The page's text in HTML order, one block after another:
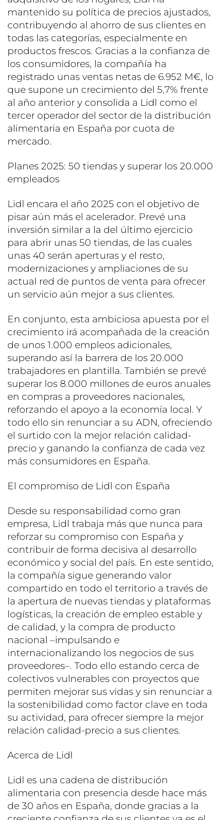
mantenido su política de precios ajustados,
contribuyendo al ahorro de sus clientes en
todas las categorías, especialmente en
productos frescos. Gracias a la confianza de
los consumidores, la compañía ha
registrado unas ventas netas de 6.952 M€, lo
que supone un crecimiento del 5,7% frente
al año anterior y consolida a Lidl como el
tercer operador del sector de la distribución
alimentaria en España por cuota de
mercado.
Planes 2025: 50 tiendas y superar los 20.000
empleados
Lidl encara el año 2025 con el objetivo de
pisar aún más el acelerador. Prevé una
inversión similar a la del último ejercicio
para abrir unas 50 tiendas, de las cuales
unas 40 serán aperturas y el resto,
modernizaciones y ampliaciones de su
actual red de puntos de venta para ofrecer
un servicio aún mejor a sus clientes.
En conjunto, esta ambiciosa apuesta por el
crecimiento irá acompañada de la creación
de unos 1.000 empleos adicionales,
superando así la barrera de los 20.000
trabajadores en plantilla. También se prevé
superar los 8.000 millones de euros anuales
en compras a proveedores nacionales,
reforzando el apoyo a la economía local. Y
todo ello sin renunciar a su ADN, ofreciendo
el surtido con la mejor relación calidad-
precio y ganando la confianza de cada vez
más consumidores en España.
El compromiso de Lidl con España
Desde su responsabilidad como gran
empresa, Lidl trabaja más que nunca para
reforzar su compromiso con España y
contribuir de forma decisiva al desarrollo
económico y social del país. En este sentido,
la compañía sigue generando valor
compartido en todo el territorio a través de
la apertura de nuevas tiendas y plataformas
logísticas, la creación de empleo estable y
de calidad, y la compra de producto
nacional –impulsando e
internacionalizando los negocios de sus
proveedores–. Todo ello estando cerca de
colectivos vulnerables con proyectos que
permiten mejorar sus vidas y sin renunciar a
la sostenibilidad como factor clave en toda
su actividad, para ofrecer siempre la mejor
relación calidad-precio a sus clientes.
Acerca de Lidl
Lidl es una cadena de distribución
alimentaria con presencia desde hace más
de 30 años en España, donde gracias a la